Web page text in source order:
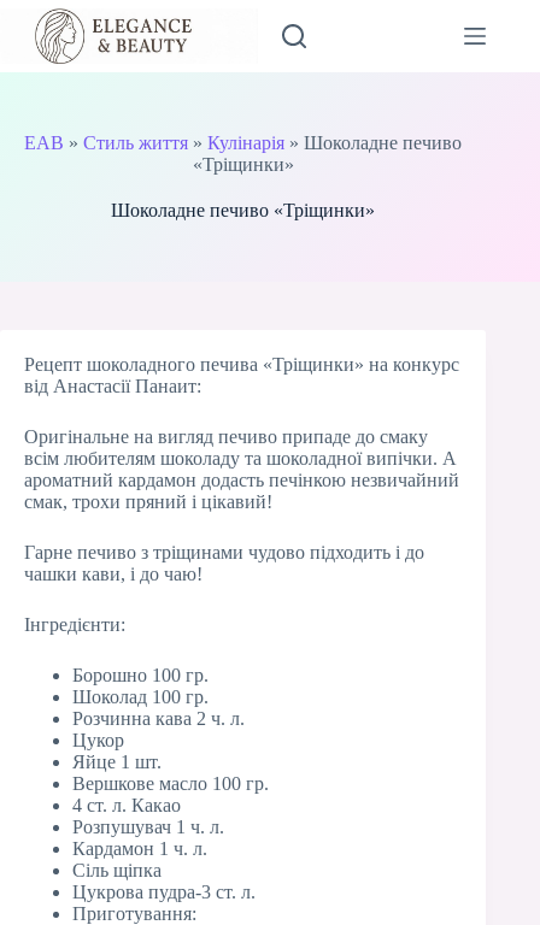
Перейти
вмісту
EAB »Стиль життя »Кулінарія »Шоколадне печиво
«Тріщинки»
Шоколадне печиво «Тріщинки»
Рецепт шоколадного печива «Тріщинки» на конкурс
від Анастасії Панаит:
Оригінальне на вигляд печиво припаде до смаку
всім любителям шоколаду та шоколадної випічки. А
ароматний кардамон додасть печінкою незвичайний
смак, трохи пряний і цікавий!
Гарне печиво з тріщинами чудово підходить і до
чашки кави, і до чаю!
Інгредієнти:
Борошно 100 гр.
Шоколад 100 гр.
Розчинна кава 2 ч. л.
Цукор
Яйце 1 шт.
Вершкове масло 100 гр.
4 ст. л. Какао
Розпушувач 1 ч. л.
Кардамон 1 ч. л.
Сіль щіпка
Цукрова пудра-3 ст. л.
Приготування: